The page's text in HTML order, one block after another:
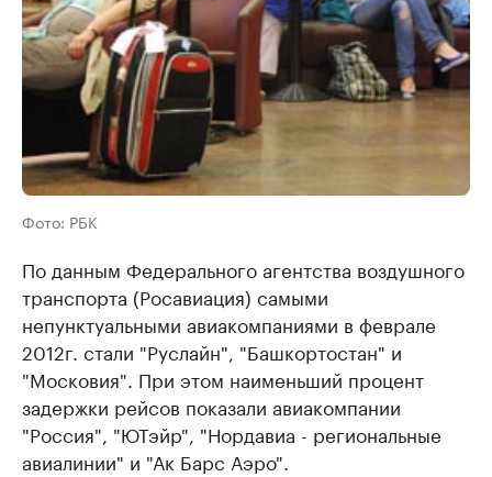
Фото: РБК
По данным Федерального агентства воздушного
транспорта (Росавиация) самыми
непунктуальными авиакомпаниями в феврале
2012г. стали "Руслайн", "Башкортостан" и
"Московия". При этом наименьший процент
задержки рейсов показали авиакомпании
"Россия", "ЮТэйр", "Нордавиа - региональные
авиалинии" и "Ак Барс Аэро".